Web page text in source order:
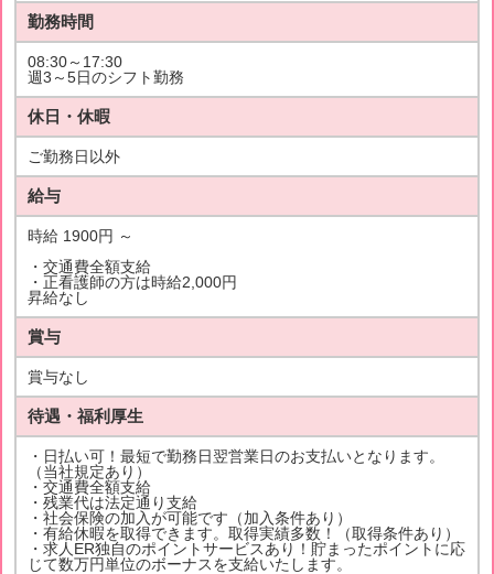
勤務時間
08:30～17:30
週3～5日のシフト勤務
休日・休暇
ご勤務日以外
給与
時給 1900円 ～
・交通費全額支給
・正看護師の方は時給2,000円
昇給なし
賞与
賞与なし
待遇・福利厚生
・日払い可！最短で勤務日翌営業日のお支払いとなります。
（当社規定あり）
・交通費全額支給
・残業代は法定通り支給
・社会保険の加入が可能です（加入条件あり）
・有給休暇を取得できます。取得実績多数！（取得条件あり）
・求人ER独自のポイントサービスあり！貯まったポイントに応
じて数万円単位のボーナスを支給いたします。